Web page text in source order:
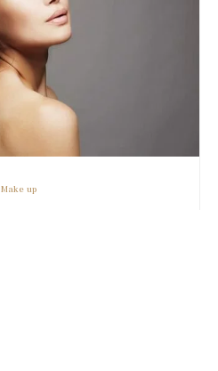
Make up